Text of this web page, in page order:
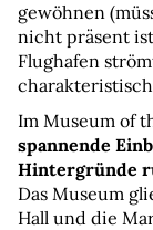
gewöhnen
nicht präsent
Flughafen
Im Museum of
spannende
Hintergründe
Das Museum
Hall und die